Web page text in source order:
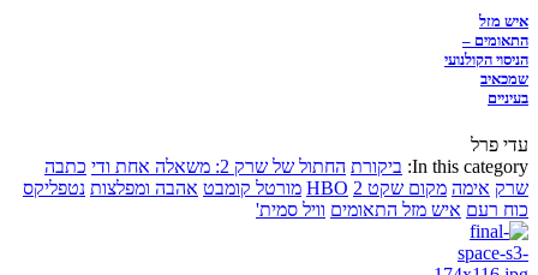
איש מזל
התאומים –
הניסוי הקולנועי
שמכאיב
בעיניים
עדי פרל
In this category: ביקורת החתול של שרק 2: משאלה אחת ודי
כתבה
שרק אימה מקום שקט 2 HBO מורטל קומבט אהבה ומפלצות נטפליקס
כוח רעם איש מזל התאומים וויל סמית'